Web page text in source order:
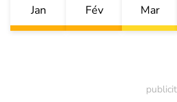
Jan Fév Mar